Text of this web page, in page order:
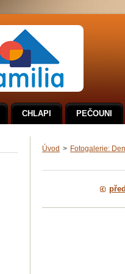
Úvod > Fotogalerie:
CHLAPI PEČOUNI